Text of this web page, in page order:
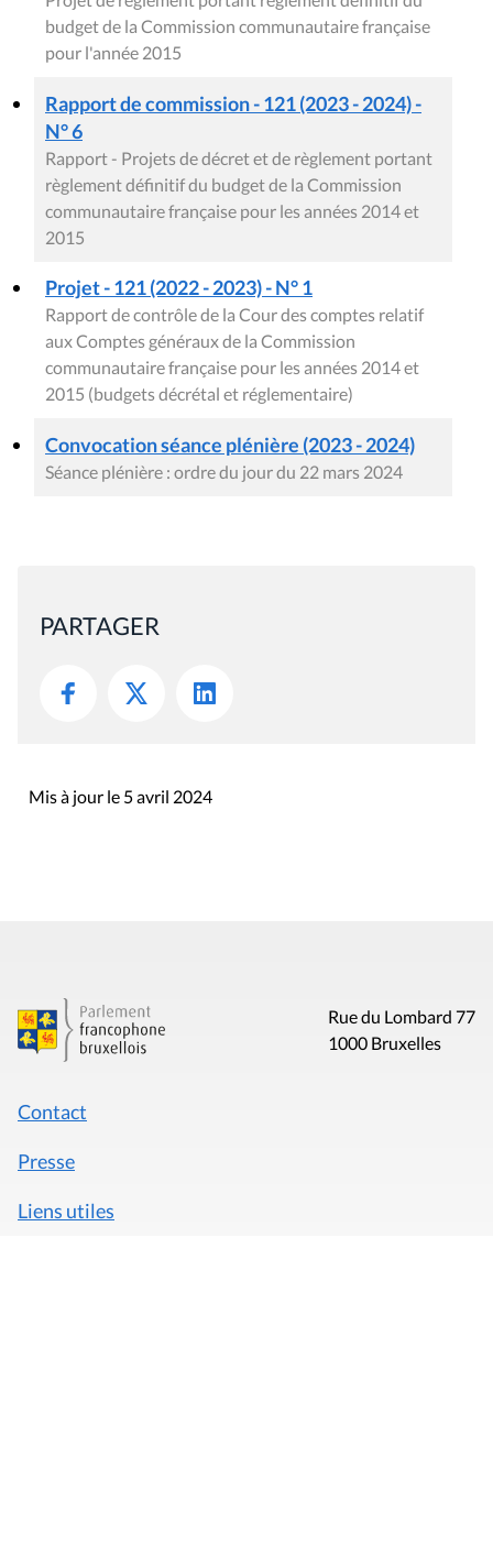
budget de la Commission communautaire française
pour l'année 2015
Rapport de commission - 121 (2023 - 2024) -
N° 6
Rapport - Projets de décret et de règlement portant
règlement définitif du budget de la Commission
communautaire française pour les années 2014 et
2015
Projet - 121 (2022 - 2023) - N° 1
Rapport de contrôle de la Cour des comptes relatif
aux Comptes généraux de la Commission
communautaire française pour les années 2014 et
2015 (budgets décrétal et réglementaire)
Convocation séance plénière (2023 - 2024)
Séance plénière : ordre du jour du 22 mars 2024
PARTAGER
Mis à jour le 5 avril 2024
Rue du Lombard 77
1000 Bruxelles
Contact
Presse
Liens utiles